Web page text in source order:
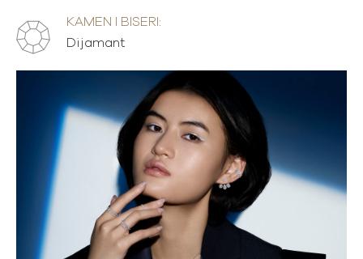
KAMEN I BISERI:
Dijamant